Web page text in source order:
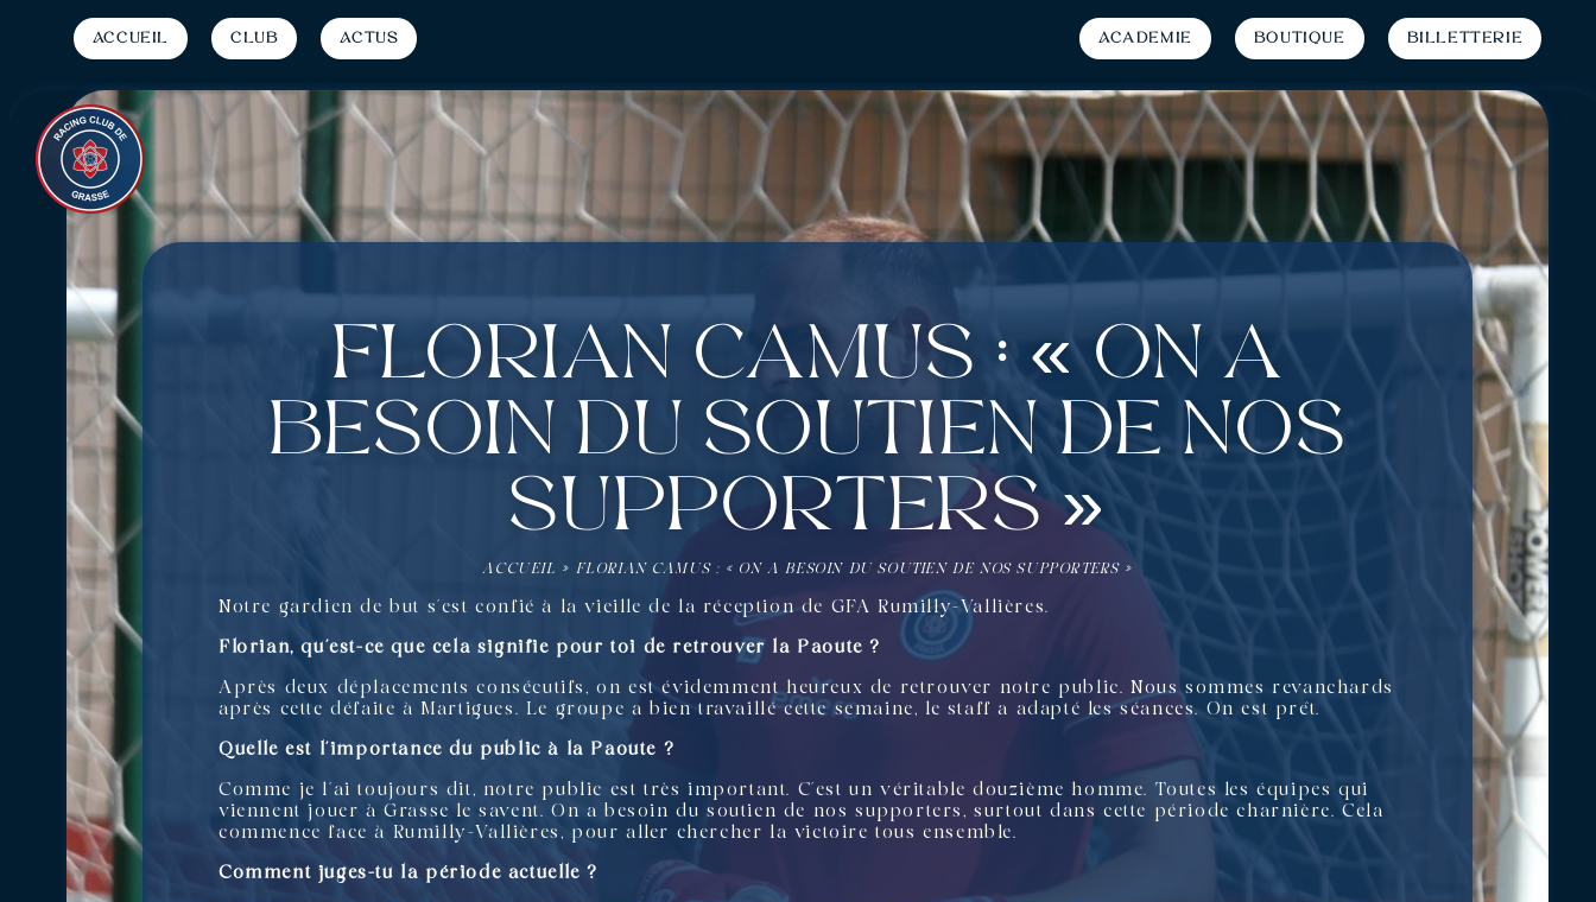
Accueil Club Actus Académie Boutique Billetterie
Florian Camus : « On a
besoin du soutien de nos
supporters »
ACCUEIL » FLORIAN CAMUS : « ON A BESOIN DU SOUTIEN DE NOS SUPPORTERS »
Notre gardien de but s’est confié à la vieille de la réception de GFA Rumilly-Vallières.
Florian, qu’est-ce que cela signifie pour toi de retrouver la Paoute ?
Après deux déplacements consécutifs, on est évidemment heureux de retrouver notre public. Nous sommes revanchards
après cette défaite à Martigues. Le groupe a bien travaillé cette semaine, le staff a adapté les séances. On est prêt.
Quelle est l’importance du public à la Paoute ?
Comme je l’ai toujours dit, notre public est très important. C’est un véritable douzième homme. Toutes les équipes qui
viennent jouer à Grasse le savent. On a besoin du soutien de nos supporters, surtout dans cette période charnière. Cela
commence face à Rumilly-Vallières, pour aller chercher la victoire tous ensemble.
Comment juges-tu la période actuelle ?